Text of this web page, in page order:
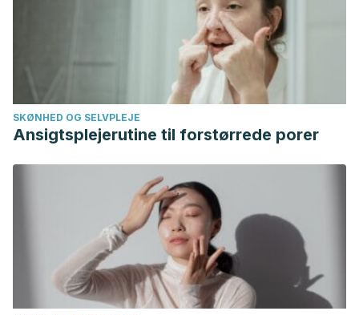
SKØNHED OG SELVPLEJE
Ansigtsplejerutine til forstørrede porer